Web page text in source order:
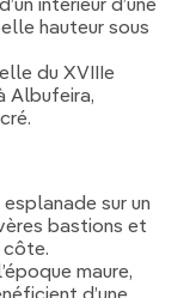
intérieur d’une
hauteur sous
du XVIIIe
Albufeira,
sur un
bastions et
côte.
maure,